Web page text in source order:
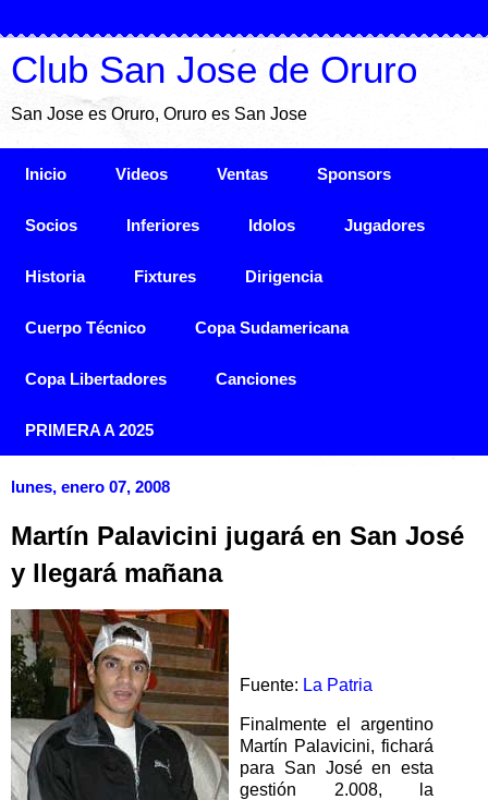
Club San Jose de Oruro
San Jose es Oruro, Oruro es San Jose
Inicio Videos Ventas Sponsors
Socios Inferiores Idolos Jugadores
Historia Fixtures Dirigencia
Cuerpo Técnico Copa Sudamericana
Copa Libertadores Canciones
PRIMERA A 2025
lunes, enero 07, 2008
Martín Palavicini jugará en San José
y llegará mañana
Fuente: La Patria
Finalmente el argentino
Martín Palavicini, fichará
para San José en esta
gestión 2.008, la